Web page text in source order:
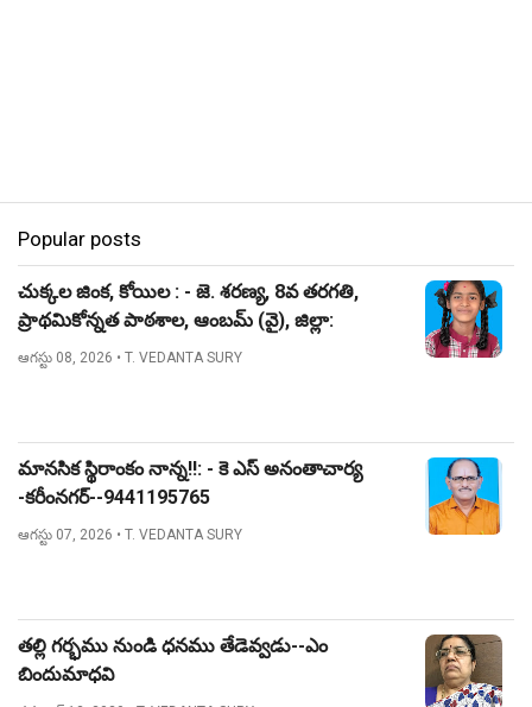
Popular posts
చుక్కల జింక, కోయిల : - జె. శరణ్య, 8వ తరగతి,
ప్రాథమికోన్నత పాఠశాల, ఆంబమ్ (వై), జిల్లా:
నిజామాబాద్.
ఆగస్టు 08, 2026 • T. VEDANTA SURY
మానసిక స్థిరాంకం నాన్న!!: - కె ఎస్ అనంతాచార్య
-కరీంనగర్--9441195765
ఆగస్టు 07, 2026 • T. VEDANTA SURY
తల్లి గర్భము నుండి ధనము తేడెవ్వడు--ఎం
బిందుమాధవి